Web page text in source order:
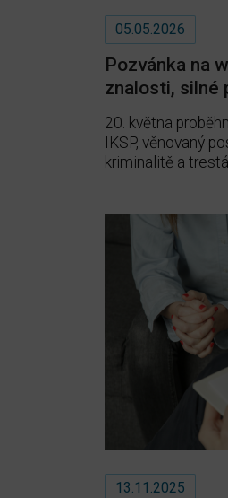
05.05.2026
Pozvánka na
znalosti, silné
20. května
IKSP, věnovaný
kriminalitě a
13.11.2025